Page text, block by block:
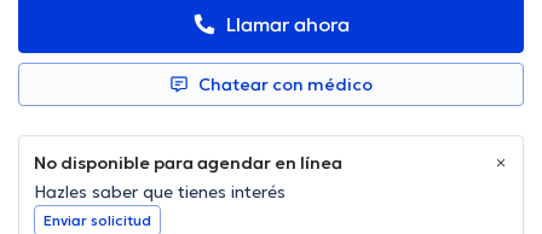
Llamar ahora
Chatear con médico
No disponible para agendar en línea
Hazles saber que tienes interés
Enviar solicitud